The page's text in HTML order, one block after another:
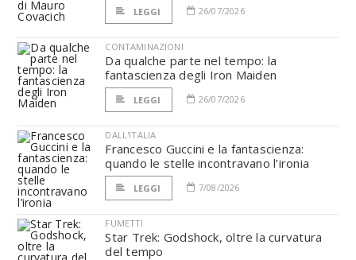
LEGGI 26/07/2026
CONTAMINAZIONI
Da qualche parte nel tempo: la
fantascienza degli Iron Maiden
LEGGI 26/07/2026
DALL'ITALIA
Francesco Guccini e la fantascienza:
quando le stelle incontravano l’ironia
LEGGI 7/08/2026
FUMETTI
Star Trek: Godshock, oltre la curvatura
del tempo